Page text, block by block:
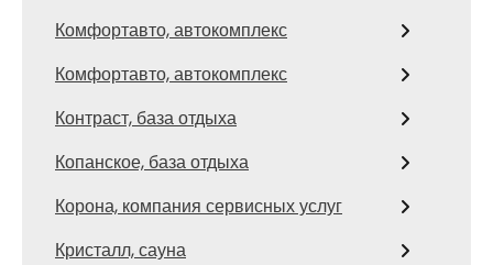
Комфортавто, автокомплекс
Комфортавто, автокомплекс
Контраст, база отдыха
Копанское, база отдыха
Корона, компания сервисных услуг
Кристалл, сауна